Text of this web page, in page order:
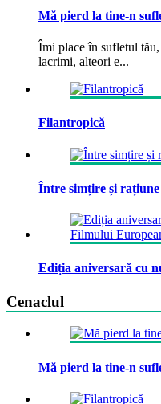
Mă pierd la tine-n
Îmi place în sufletul
lacrimi, alteori e...
Filantropică
Între simțire și
Ediția aniversară cu
Cenaclul
Mă pierd la tine-n